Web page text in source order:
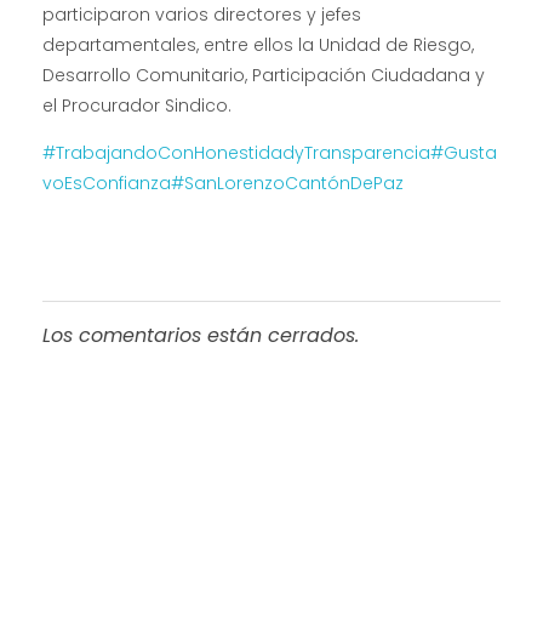
participaron varios directores y jefes
departamentales, entre ellos la Unidad de Riesgo,
Desarrollo Comunitario, Participación Ciudadana y
el Procurador Sindico.
#TrabajandoConHonestidadyTransparencia#Gusta
voEsConfianza#SanLorenzoCantónDePaz
Los comentarios están cerrados.